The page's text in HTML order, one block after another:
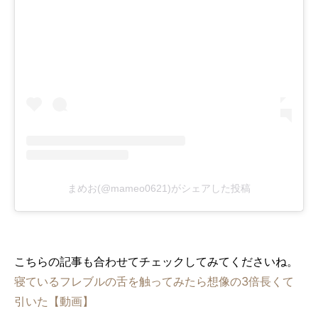
まめお(@mameo0621)がシェアした投稿
こちらの記事も合わせてチェックしてみてくださいね。
寝ているフレブルの舌を触ってみたら想像の3倍長くて
引いた【動画】